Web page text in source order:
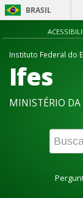
BRASIL
Instituto Federal do
Ifes
MINISTÉRIO DA